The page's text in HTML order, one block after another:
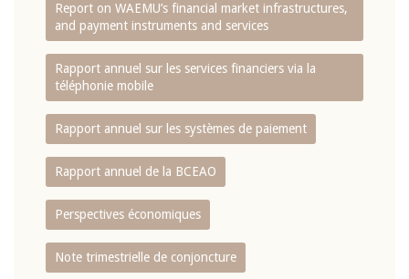
Report on WAEMU’s financial market infrastructures,
and payment instruments and services
Rapport annuel sur les services financiers via la
téléphonie mobile
Rapport annuel sur les systèmes de paiement
Rapport annuel de la BCEAO
Perspectives économiques
Note trimestrielle de conjoncture